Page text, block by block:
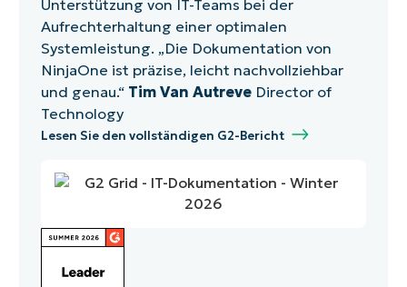
Unterstützung von IT-Teams bei der
Aufrechterhaltung einer optimalen
Systemleistung. „Die Dokumentation von
NinjaOne ist präzise, leicht nachvollziehbar
und genau.“ Tim Van Autreve Director of
Technology
Lesen Sie den vollständigen G2-Bericht